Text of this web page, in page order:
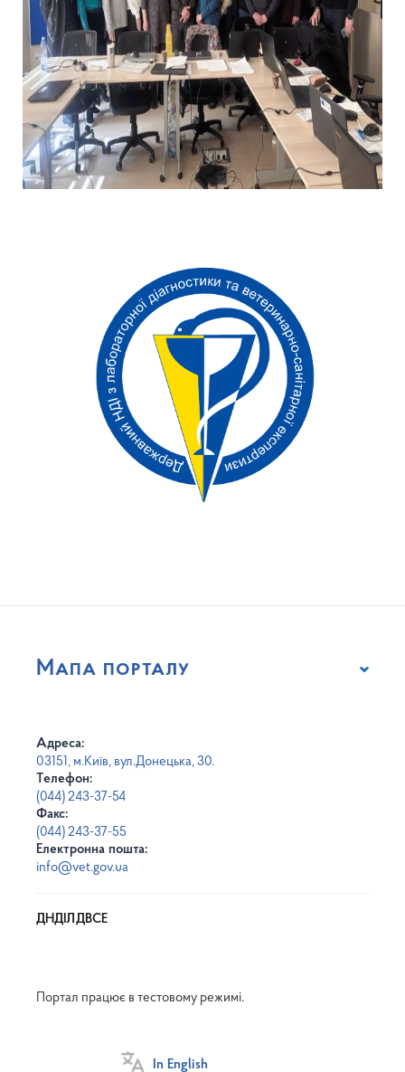
Мапа порталу
Адреса:
03151, м.Київ, вул.Донецька, 30.
Телефон:
(044) 243-37-54
Факс:
(044) 243-37-55
Електронна пошта:
info@vet.gov.ua
ДНДІЛДВСЕ
Портал працює в тестовому режимі.
In English